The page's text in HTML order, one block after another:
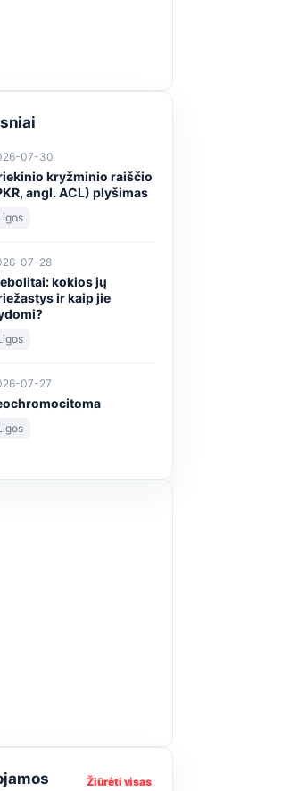
07-30
kryžminio raiščio
angl. ACL) plyšimas
07-28
kokios jų
ir kaip jie
07-27
Žiūrėti visas